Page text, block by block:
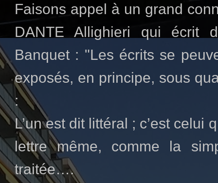
Faisons appel à un grand
DANTE Allighieri qui écrit
Banquet : "Les écrits se
exposés, en principe, sous
:
L’un est dit littéral ; c’est celui
lettre même, comme la
traitée….